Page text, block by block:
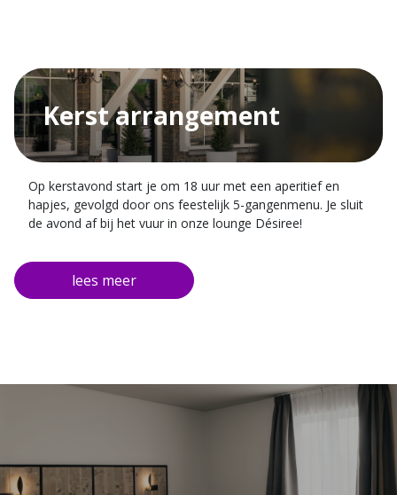
Kerst arrangement
Op kerstavond start je om 18 uur met een aperitief en
hapjes, gevolgd door ons feestelijk 5-gangenmenu. Je sluit
de avond af bij het vuur in onze lounge Désiree!
Inclusief uitgebreid ontbijtbuffet
5-gangenmenu op kerstavond